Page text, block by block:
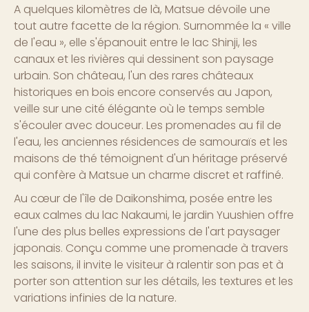
A quelques kilomètres de là, Matsue dévoile une
tout autre facette de la région. Surnommée la « ville
de l'eau », elle s'épanouit entre le lac Shinji, les
canaux et les rivières qui dessinent son paysage
urbain. Son château, l'un des rares châteaux
historiques en bois encore conservés au Japon,
veille sur une cité élégante où le temps semble
s'écouler avec douceur. Les promenades au fil de
l'eau, les anciennes résidences de samouraïs et les
maisons de thé témoignent d'un héritage préservé
qui confère à Matsue un charme discret et raffiné.
Au cœur de l'île de Daikonshima, posée entre les
eaux calmes du lac Nakaumi, le jardin Yuushien offre
l'une des plus belles expressions de l'art paysager
japonais. Conçu comme une promenade à travers
les saisons, il invite le visiteur à ralentir son pas et à
porter son attention sur les détails, les textures et les
variations infinies de la nature.